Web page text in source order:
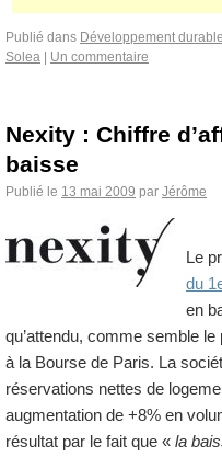
Publié dans Développement durable
Solea
Un commentaire
Nexity : Chiffre
baisse
Publié le 13 mai 2009 par Jérôme
Le
du
en
qu’attendu, comme semble le
à la Bourse de Paris. La
réservations nettes de
augmentation de +8% en
résultat par le fait que « la